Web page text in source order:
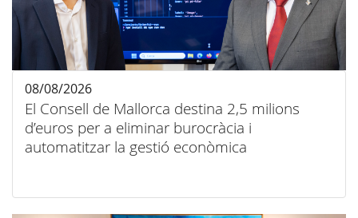
El Consell de Mallorca destina 2,5 milions
d’euros per a eliminar burocràcia i
automatitzar la gestió econòmica
08/08/2026